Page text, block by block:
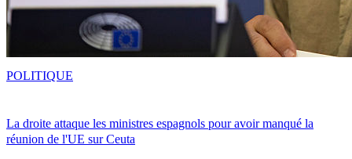
La droite attaque les ministres espagnols pour avoir manqué la
réunion de l'UE sur Ceuta
POLITIQUE